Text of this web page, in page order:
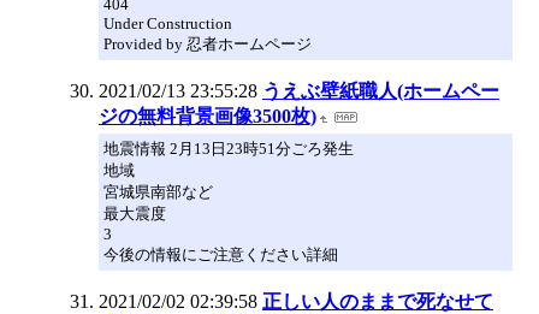
404
Under Construction
Provided by 忍者ホームページ
2021/02/13 23:55:28 うえぶ壁紙職人(ホームペー
ジの無料背景画像3500枚)
地震情報 2月13日23時51分ごろ発生
地域
宮城県南部など
最大震度
3
今後の情報にご注意ください詳細
2021/02/02 02:39:58 正しい人のままで死なせて